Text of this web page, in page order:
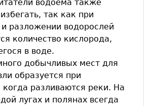
водоема также
так как при
разложении водорослей
количество кислорода,
в воде.
добычливых мест для
образуется при
когда разливаются реки. На
лугах и полянах всегда